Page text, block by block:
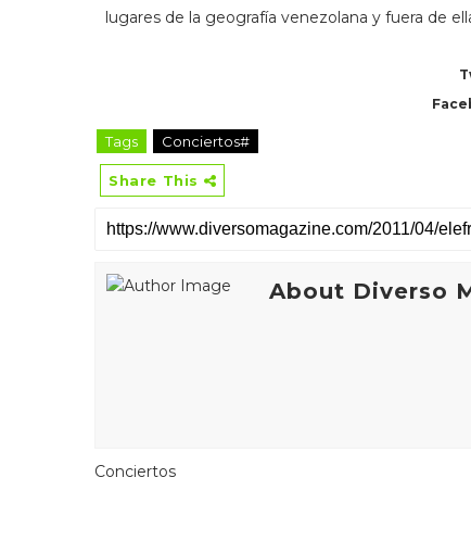
lugares de la geografía venezolana y fuera de
Tags Conciertos#
Share This
About Diverso
Conciertos